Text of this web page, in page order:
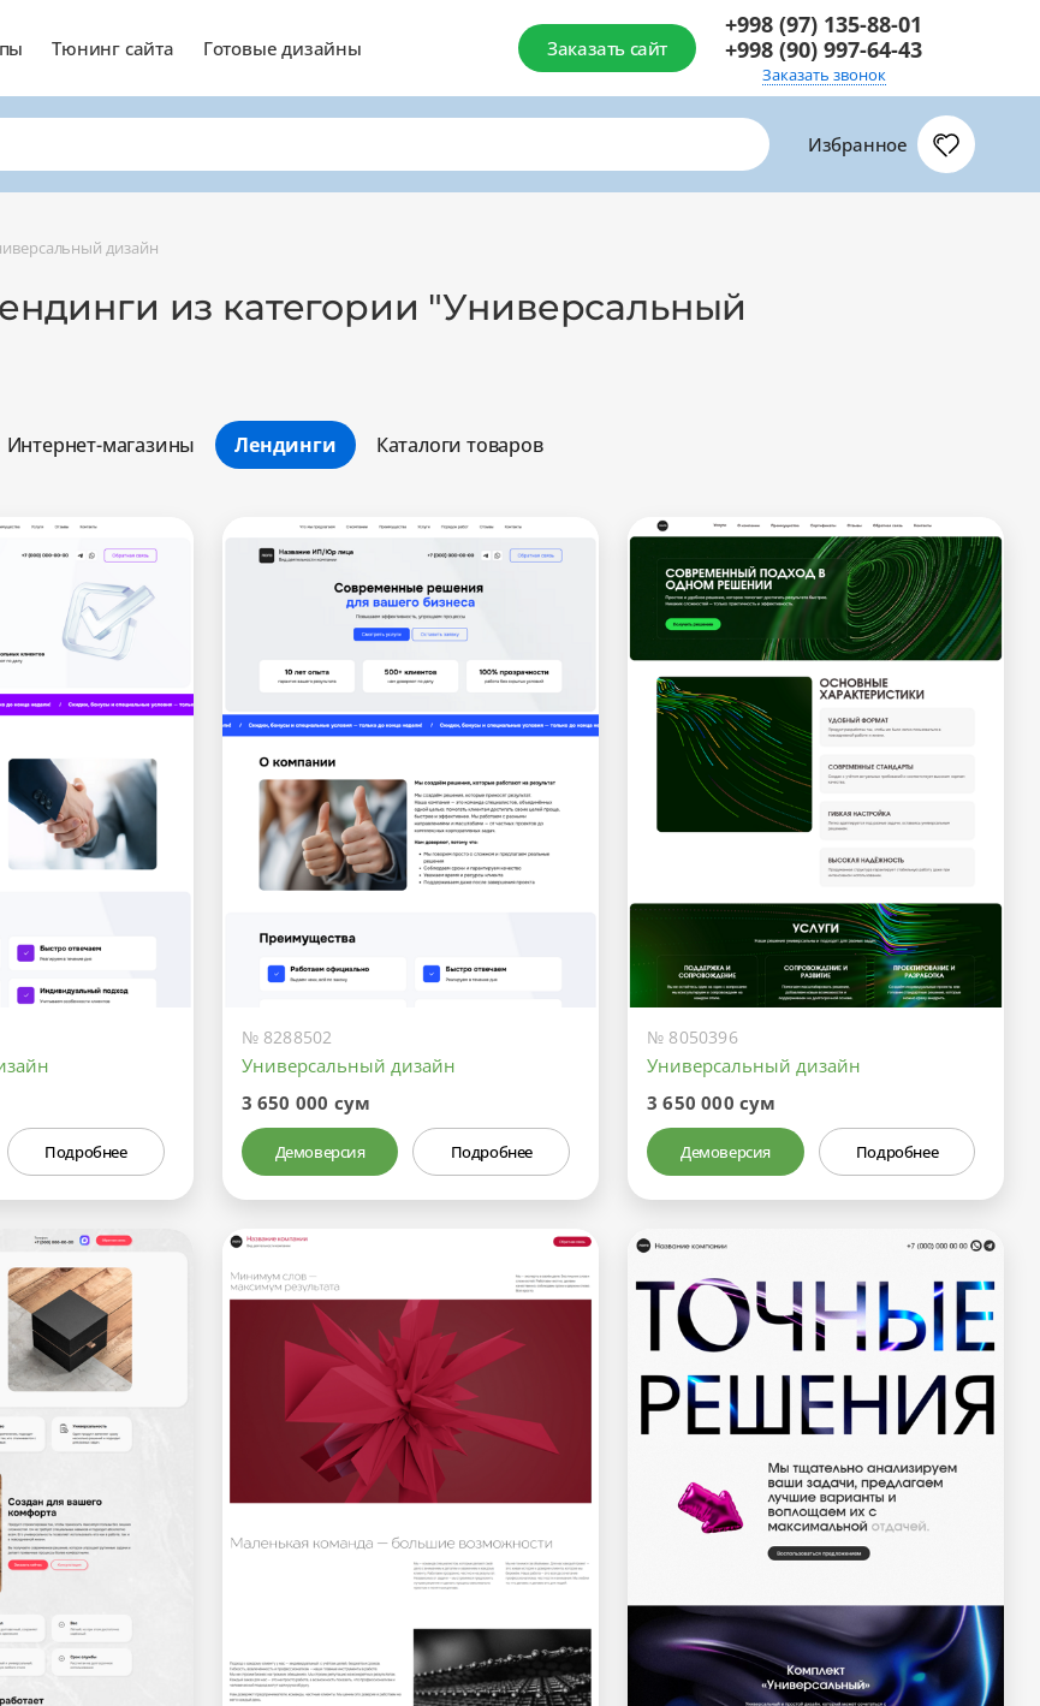
Тюнинг сайта Готовые дизайны Заказать сайт
+998 (97) 135-88-01
+998 (90) 997-64-43
Заказать звонок
Избранное
дизайн
из категории "Универсальный
Оптимальный
Максимальный
Интернет-магазины Лендинги Каталоги товаров
Подробнее
№ 8288502
Универсальный дизайн
3 650 000 сум
Демоверсия Подробнее
№ 8050396
Универсальный дизайн
3 650 000 сум
Демоверсия Подробнее